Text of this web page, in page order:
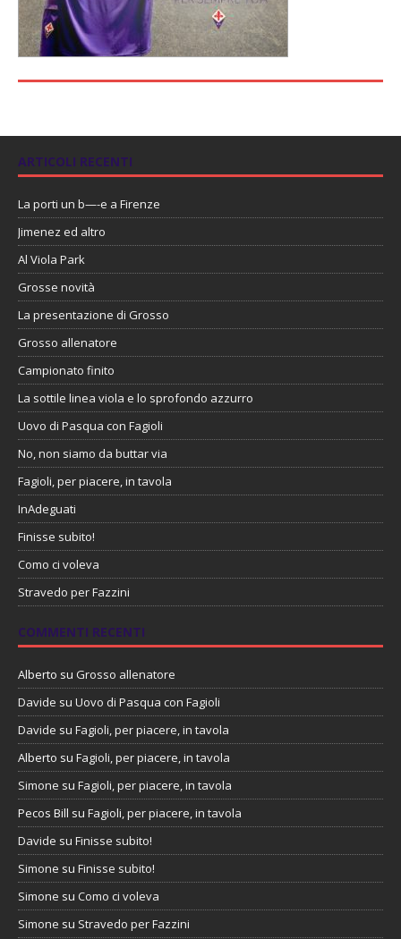
ARTICOLI RECENTI
La porti un b—-e a Firenze
Jimenez ed altro
Al Viola Park
Grosse novità
La presentazione di Grosso
Grosso allenatore
Campionato finito
La sottile linea viola e lo sprofondo azzurro
Uovo di Pasqua con Fagioli
No, non siamo da buttar via
Fagioli, per piacere, in tavola
InAdeguati
Finisse subito!
Como ci voleva
Stravedo per Fazzini
COMMENTI RECENTI
Alberto su Grosso allenatore
Davide su Uovo di Pasqua con Fagioli
Davide su Fagioli, per piacere, in tavola
Alberto su Fagioli, per piacere, in tavola
Simone su Fagioli, per piacere, in tavola
Pecos Bill su Fagioli, per piacere, in tavola
Davide su Finisse subito!
Simone su Finisse subito!
Simone su Como ci voleva
Simone su Stravedo per Fazzini